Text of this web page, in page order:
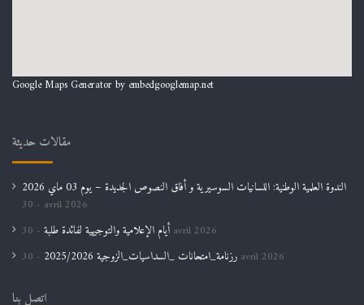
Google Maps Generator by embedgooglemap.net
مقالات حديثة
الندوة العلمية الوطنية: اللسانيات السوسيرية و أفاق النصوص الجديدة – يوم 03 ماي 2026
30 avril 2026
أيام الإعلامية والتوجيهية لفائدة طلبة 30 avril 2026
رزنامة_امتحانات _السداسيات_الزوجية 2025/2026 30 avril 2026
اتصل بنا